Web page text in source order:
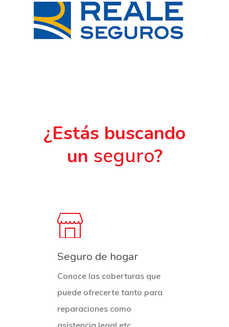
¿Estás buscando
un seguro?
Seguro de hogar
Conoce las coberturas que
puede ofrecerte tanto para
reparaciones como